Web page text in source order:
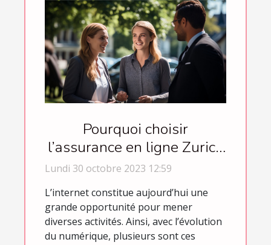
Pourquoi choisir
l’assurance en ligne Zurich
Connect ?
Lundi 30 octobre 2023 12:59
L’internet constitue aujourd’hui une
grande opportunité pour mener
diverses activités. Ainsi, avec l’évolution
du numérique, plusieurs sont ces